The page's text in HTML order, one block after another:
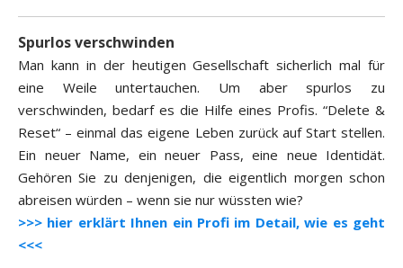
Spurlos verschwinden
Man kann in der heutigen Gesellschaft sicherlich mal für
eine Weile untertauchen. Um aber spurlos zu
verschwinden, bedarf es die Hilfe eines Profis. “Delete &
Reset“ – einmal das eigene Leben zurück auf Start stellen.
Ein neuer Name, ein neuer Pass, eine neue Identidät.
Gehören Sie zu denjenigen, die eigentlich morgen schon
abreisen würden – wenn sie nur wüssten wie?
>>> hier erklärt Ihnen ein Profi im Detail, wie es geht
<<<